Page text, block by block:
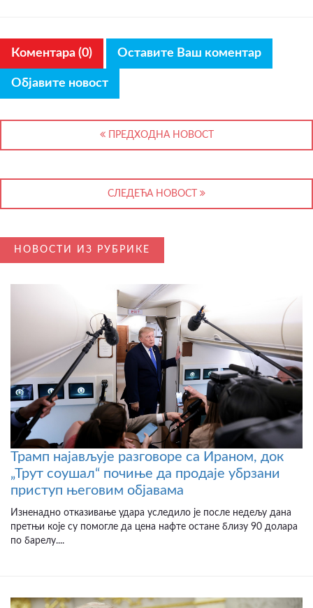
Коментара (0) Оставите Ваш коментар
Објавите новост
ПРЕДХОДНА НОВОСТ
СЛЕДЕЋА НОВОСТ
НОВОСТИ ИЗ РУБРИКЕ
Трамп најављује разговоре са Ираном, док
„Трут соушал“ почиње да продаје убрзани
приступ његовим објавама
Изненадно отказивање удара уследило је после недељу дана
претњи које су помогле да цена нафте остане близу 90 долара
по барелу....